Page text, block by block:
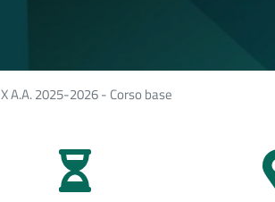
A.A. 2025-2026 - Corso base